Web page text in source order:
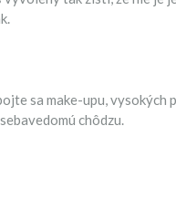
sa make-upu,
chôdzu.